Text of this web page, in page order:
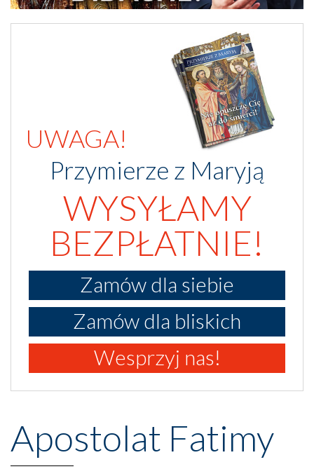
UWAGA!
Przymierze z Maryją
WYSYŁAMY
BEZPŁATNIE!
Zamów dla siebie
Zamów dla bliskich
Wesprzyj nas!
Apostolat Fatimy